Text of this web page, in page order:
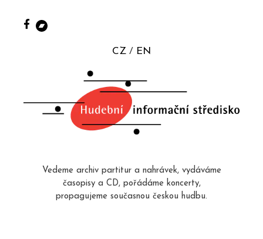
CZ EN
Vedeme archiv partitur a nahrávek, vydáváme
časopisy a CD, pořádáme koncerty,
propagujeme současnou českou hudbu.